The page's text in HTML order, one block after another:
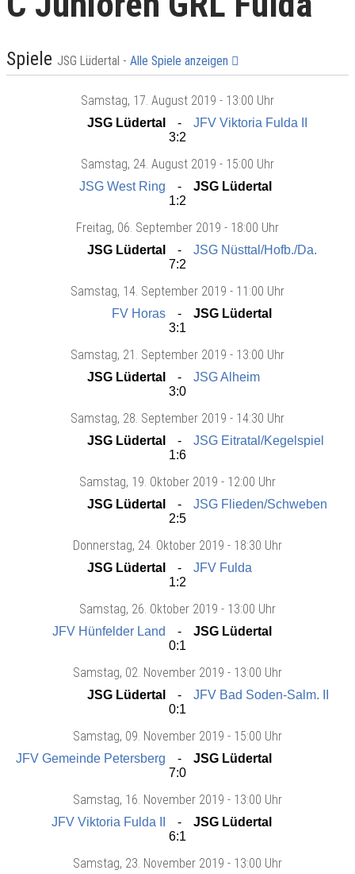
Spiele JSG Lüdertal - Alle Spiele anzeigen
Samstag, 17. August 2019 - 13:00 Uhr
JSG Lüdertal
JFV Viktoria Fulda II
3:2
Samstag, 24. August 2019 - 15:00 Uhr
JSG West Ring
JSG Lüdertal
1:2
Freitag, 06. September 2019 - 18:00 Uhr
JSG Lüdertal
JSG Nüsttal/Hofb./Da.
7:2
Samstag, 14. September 2019 - 11:00 Uhr
FV Horas
JSG Lüdertal
3:1
Samstag, 21. September 2019 - 13:00 Uhr
JSG Lüdertal
JSG Alheim
3:0
Samstag, 28. September 2019 - 14:30 Uhr
JSG Lüdertal
JSG Eitratal/Kegelspiel
1:6
Samstag, 19. Oktober 2019 - 12:00 Uhr
JSG Lüdertal
JSG Flieden/Schweben
2:5
Donnerstag, 24. Oktober 2019 - 18:30 Uhr
JSG Lüdertal
JFV Fulda
1:2
Samstag, 26. Oktober 2019 - 13:00 Uhr
JFV Hünfelder Land
JSG Lüdertal
0:1
Samstag, 02. November 2019 - 13:00 Uhr
JSG Lüdertal
JFV Bad Soden-Salm. II
0:1
Samstag, 09. November 2019 - 15:00 Uhr
JFV Gemeinde Petersberg
JSG Lüdertal
7:0
Samstag, 16. November 2019 - 13:00 Uhr
JFV Viktoria Fulda II
JSG Lüdertal
6:1
Samstag, 23. November 2019 - 13:00 Uhr